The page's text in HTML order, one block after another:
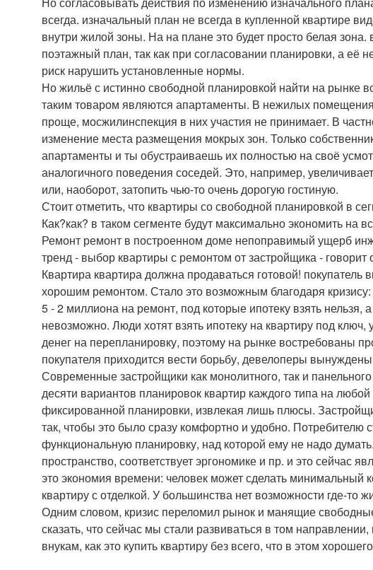
всегда. изначальный план не всегда в купленной квартире
внутри жилой зоны. На на плане это будет просто белая
поэтажный план, так как при согласовании планировки, а её
риск нарушить установленные нормы.
Но жильё с истинно свободной планировкой найти на рынке
таким товаром являются апартаменты. В нежилых
проще, мосжилинспекция в них участия не принимает. В
изменение места размещения мокрых зон. Только
апартаменты и ты обустраиваешь их полностью на своё
аналогичного поведения соседей. Это, например,
или, наоборот, затопить чью-то очень дорогую гостиную.
Стоит отметить, что квартиры со свободной планировкой в
Как?как? в таком сегменте будут максимально экономить на
Ремонт ремонт в построенном доме непоправимый ущерб
тренд - выбор квартиры с ремонтом от застройщика -
Квартира квартира должна продаваться готовой!
хорошим ремонтом. Стало это возможным благодаря
5 - 2 миллиона на ремонт, под которые ипотеку взять нельзя,
невозможно. Люди хотят взять ипотеку на квартиру под
денег на перепланировку, поэтому на рынке востребованы
покупателя приходится вести борьбу, девелоперы
Современные застройщики как монолитного, так и
десяти вариантов планировок квартир каждого типа на любой
фиксированной планировки, извлекая лишь плюсы.
так, чтобы это было сразу комфортно и удобно. Потребителю
функциональную планировку, над которой ему не надо
пространство, соответствует эргономике и пр. и это сейчас
это экономия времени: человек может сделать минимальный
квартиру с отделкой. У большинства нет возможности где-то
Одним словом, кризис переломил рынок и манящие
сказать, что сейчас мы стали развиваться в том
внукам, как это купить квартиру без всего, что в этом